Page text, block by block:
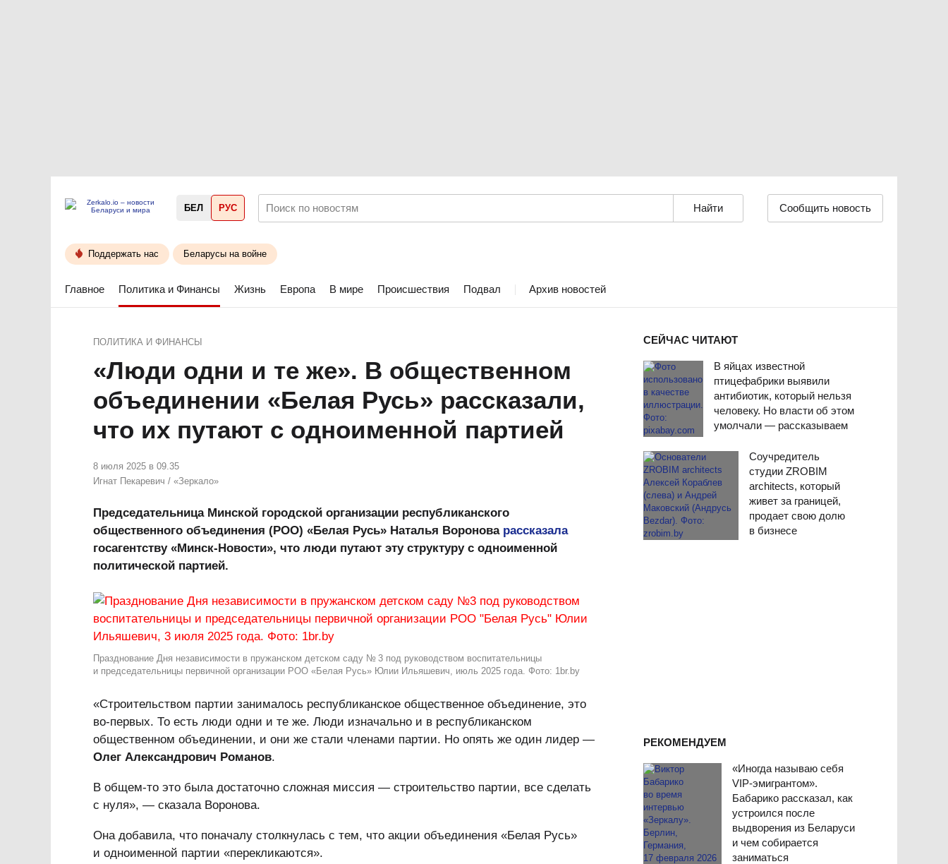
БЕЛ РУС Сообщить новость
Поддержать нас Беларусы на войне
Главное Политика и Финансы Жизнь Европа В мире Происшествия Подвал Архив новостей
СЕЙЧАС ЧИТАЮТ
В яйцах известной
птицефабрики выявили
антибиотик, который нельзя
человеку. Но власти об этом
умолчали — рассказываем
Соучредитель
студии ZROBIM
architects, который
живет за границей,
продает свою долю
в бизнесе
РЕКОМЕНДУЕМ
«Иногда называю себя
VIP-эмигрантом».
Бабарико рассказал, как
устроился после
выдворения из Беларуси
и чем собирается
заниматься
ПОЛИТИКА И ФИНАНСЫ
«Люди одни и те же». В общественном
объединении «Белая Русь» рассказали,
что их путают с одноименной партией
8 июля 2025 в 09.35
Игнат Пекаревич / «Зеркало»
Председательница Минской городской организации республиканского
общественного объединения (РОО) «Белая Русь» Наталья Воронова рассказала
госагентству «Минск-Новости», что люди путают эту структуру с одноименной
политической партией.
Празднование Дня независимости в пружанском детском саду № 3 под руководством воспитательницы
и председательницы первичной организации РОО «Белая Русь» Юлии Ильяшевич, июль 2025 года. Фото: 1br.by
«Строительством партии занималось республиканское общественное объединение, это
во-первых. То есть люди одни и те же. Люди изначально и в республиканском
общественном объединении, и они же стали членами партии. Но опять же один лидер —
Олег Александрович Романов.
В общем-то это была достаточно сложная миссия — строительство партии, все сделать
с нуля», — сказала Воронова.
Она добавила, что поначалу столкнулась с тем, что акции объединения «Белая Русь»
и одноименной партии «перекликаются».